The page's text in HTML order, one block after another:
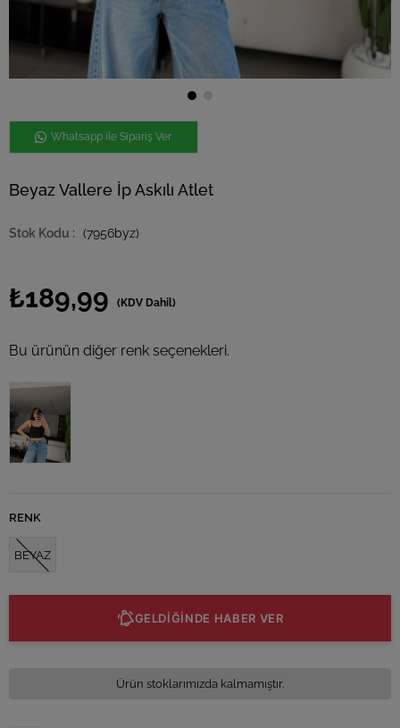
Whatsapp ile Sipariş Ver
Beyaz Vallere İp Askılı Atlet
(7956byz)
₺189,99 (KDV Dahil)
Bu ürünün diğer renk seçenekleri.
RENK
BEYAZ
GELDİĞİNDE HABER VER
Ürün stoklarımızda kalmamıştır.